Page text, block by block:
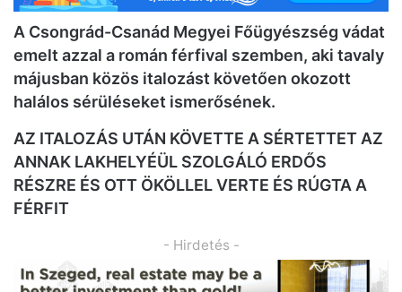
A Csongrád-Csanád Megyei Főügyészség vádat
emelt azzal a román férfival szemben, aki tavaly
májusban közös italozást követően okozott
halálos sérüléseket ismerősének.
AZ ITALOZÁS UTÁN KÖVETTE A SÉRTETTET AZ
ANNAK LAKHELYÉÜL SZOLGÁLÓ ERDŐS
RÉSZRE ÉS OTT ÖKÖLLEL VERTE ÉS RÚGTA A
FÉRFIT
- Hirdetés -